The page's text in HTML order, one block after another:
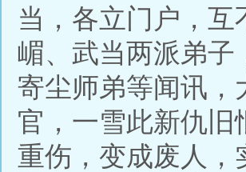
当，各立门户，
嵋、武当两派弟子
寄尘师弟等闻讯，
官，一雪此新仇旧
重伤，变成废人，